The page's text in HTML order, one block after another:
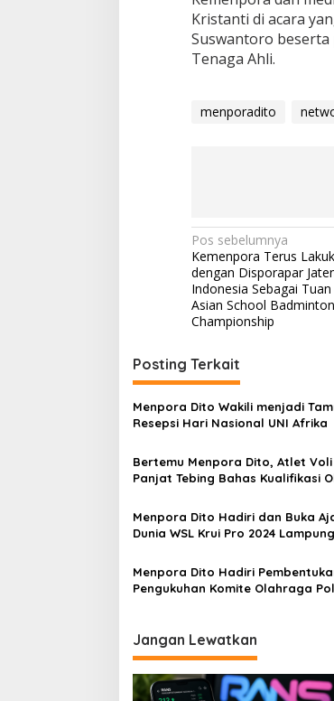
Kristanti di acara
Suswantoro beserta
Tenaga Ahli.
menporadito
Navigasi
pos
Pos sebelumnya
Kemenpora Terus
dengan Disporapar
Indonesia Sebagai
Asian School Badminton
Championship
Posting Terkait
Menpora Dito Wakili menjadi
Resepsi Hari Nasional UNI Afrika
Bertemu Menpora Dito, Atlet
Panjat Tebing Bahas Kualifikasi
Menpora Dito Hadiri dan Buka
Dunia WSL Krui Pro 2024 Lampung
Menpora Dito Hadiri
Pengukuhan Komite Olahraga
Jangan Lewatkan